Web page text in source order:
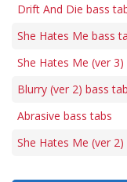
Drift And Die bass
She Hates Me bass
She Hates Me (ver
Blurry (ver 2) bass
Abrasive bass tabs
She Hates Me (ver